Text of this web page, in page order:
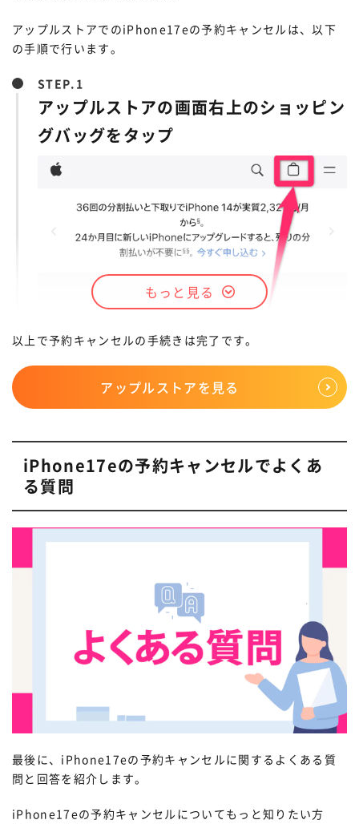
新規契約・乗り換えの場合は予約番号とメールアドレス
を入力します。
機種変更の場合はSoftbank IDを入力し「次へ進む」を
予約詳細画面にある「予約をキャンセ
ル」をタップ
終了
申し込み履歴の中からiPhone17e予約
時の申込番号を選ぶ
アップルストアでのiPhone17eの予約キャンセルは、以下
の手順で行います。
STEP.
アップルストアの画面右上のショッピン
グバッグをタップ
「ご注文」をタップ
もっと見る
以上で予約キャンセルの手続きは完了です。
アップルストアを見る
iPhone17eの予約キャンセルでよくあ
る質問
最後に、iPhone17eの予約キャンセルに関するよくある質
問と回答を紹介します。
iPhone17eの予約キャンセルについてもっと知りたい方